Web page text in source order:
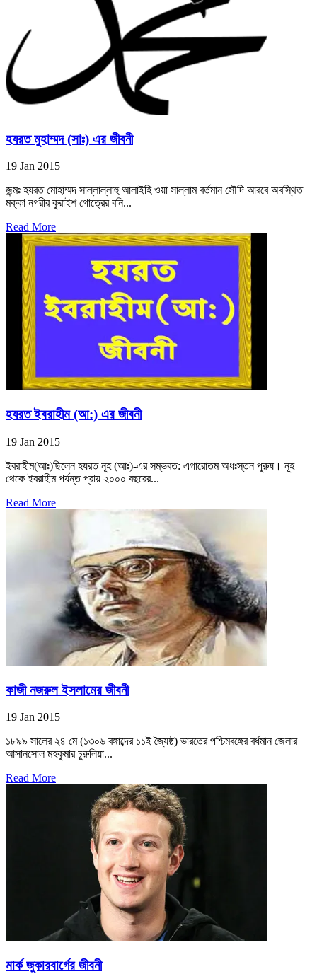
হযরত মুহাম্মদ (সাঃ) এর জীবনী
19 Jan 2015
জন্মঃ হযরত মোহাম্মদ সাল্লাল্লাহু আলাইহি ওয়া সাল্লাম বর্তমান সৌদি আরবে অবস্থিত
মক্কা নগরীর কুরাইশ গোত্রের বনি...
Read More
হযরত ইবরাহীম (আ:) এর জীবনী
19 Jan 2015
ইবরাহীম(আঃ)ছিলেন হযরত নূহ (আঃ)-এর সম্ভবত: এগারোতম অধঃস্তন পুরুষ। নূহ
থেকে ইবরাহীম পর্যন্ত প্রায় ২০০০ বছরের...
Read More
কাজী নজরুল ইসলামের জীবনী
19 Jan 2015
১৮৯৯ সালের ২৪ মে (১৩০৬ বঙ্গাব্দের ১১ই জ্যৈষ্ঠ) ভারতের পশ্চিমবঙ্গের বর্ধমান জেলার
আসানসোল মহকুমার চুরুলিয়া...
Read More
মার্ক জুকারবার্গের জীবনী